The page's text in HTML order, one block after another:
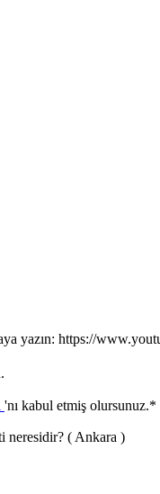
yazın: https://
'nı kabul etmiş olursunuz.*
neresidir? ( Ankara )